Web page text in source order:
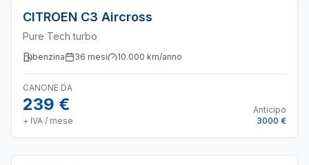
CITROEN C3 Aircross
Pure Tech turbo
benzina 36 mesi 10.000 km/anno
CANONE DA
239 €
+ IVA / mese
Anticipo
3000 €